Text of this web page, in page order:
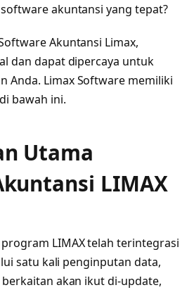
akuntansi yang tepat?
Akuntansi Limax,
dan dapat dipercaya untuk
Anda. Limax Software memiliki
bawah ini.
Utama
LIMAX
LIMAX telah terintegrasi
satu kali penginputan data,
akan ikut di-update,